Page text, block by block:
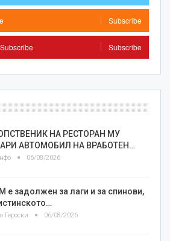
Subscribe
Subscribe Subscribe
НА РЕСТОРАН МУ
АВТОМОБИЛ НА ВРАБОТЕН…
06/08/2026
е задолжен за лаги и за спинови,
Героски 06/08/2026